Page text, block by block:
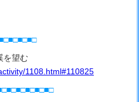
を望む
1108.html#110825